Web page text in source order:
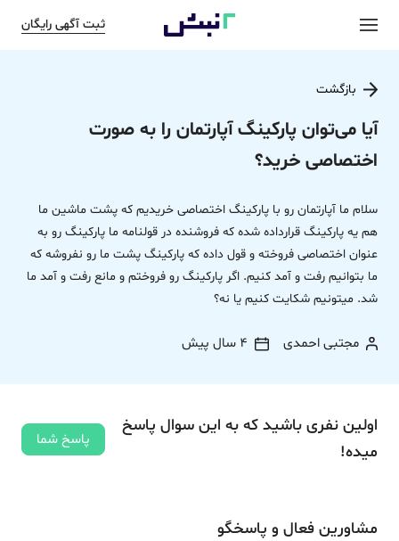
ثبت آگهی رایگان
بازگشت
آیا می‌توان پارکینگ آپارتمان را به صورت
اختصاصی خرید؟
سلام ما آپارتمان رو با پارکینگ اختصاصی خریدیم که پشت ماشین ما
هم یه پارکینگ قرارداده شده که فروشنده در قولنامه ما پارکینگ رو به
عنوان اختصاصی فروخته و قول داده که پارکینگ پشت ما رو نفروشه که
ما بتوانیم رفت و آمد کنیم. اگر پارکینگ رو فروختم و مانع رفت و آمد ما
شد. میتونیم شکایت کنیم یا نه؟
مجتبی احمدی 4 سال پیش
اولین نفری باشید که به این سوال پاسخ
میده!
پاسخ شما
مشاورین فعال و پاسخگو